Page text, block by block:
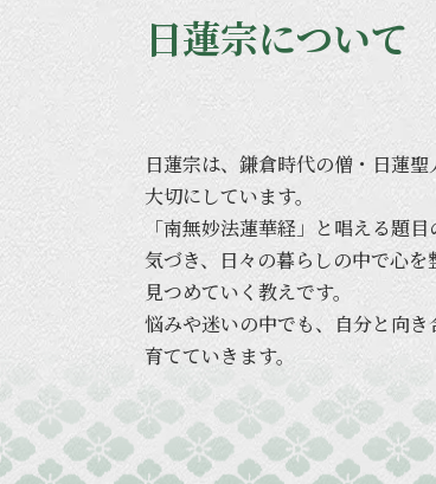
日蓮宗について
日蓮宗は、 鎌倉時代の僧・日蓮聖
大切にしています。
「南無妙法蓮華経」と唱える題目
気づき、
日々の暮らしの中で心を
見つめていく 教えです。
悩みや迷いの中でも、 自分と向き
育てていきます。